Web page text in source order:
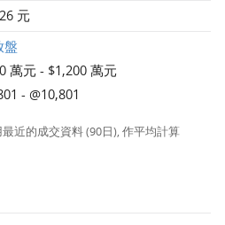
元
盤
萬元 - $1,200 萬元
- @10,801
近的成交資料 (90日), 作平均計算